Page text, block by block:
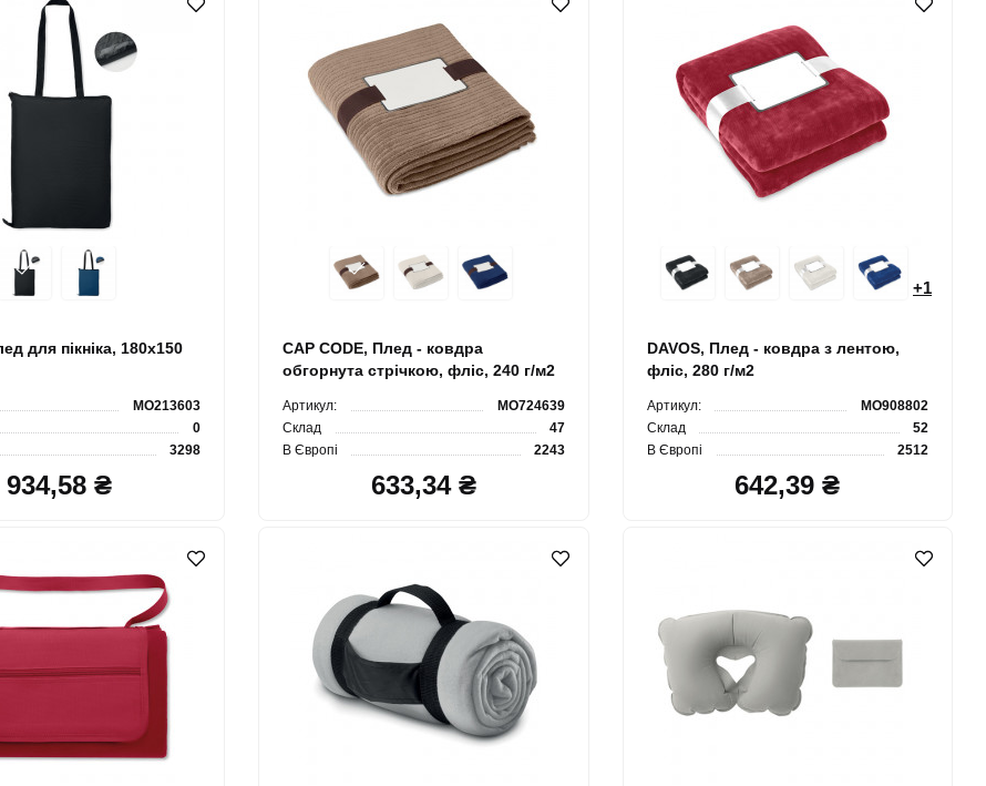
для пікніка, 180х150
MO213603
0
3298
934,58 ₴
CAP CODE, Плед - ковдра
обгорнута стрічкою, фліс, 240 г/м2
Артикул:
MO724639
Склад
47
В Європі
2243
633,34 ₴
+1
DAVOS, Плед - ковдра з лентою,
фліс, 280 г/м2
Артикул:
MO908802
Склад
52
В Європі
2512
642,39 ₴